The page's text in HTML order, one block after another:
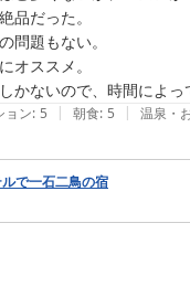
品だった。
問題もない。
オススメ。
ないので、時間によっ
ョン: 5 | 朝食: 5 | 温泉・
で一石二鳥の宿